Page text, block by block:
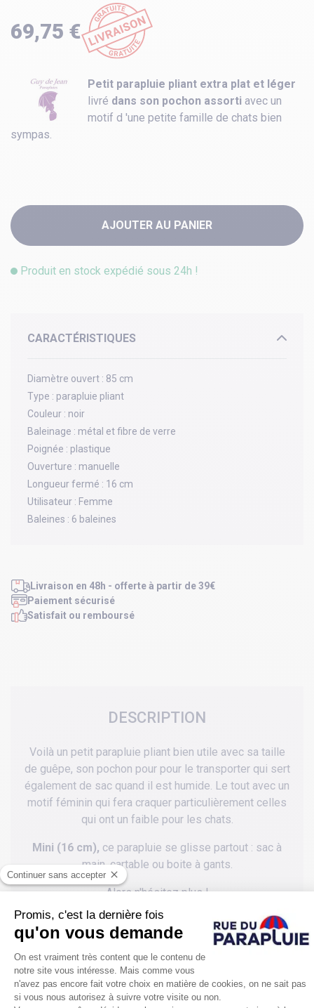
69,75 €
Petit parapluie pliant extra plat et léger
livré dans son pochon assorti avec un
motif d 'une petite famille de chats bien
sympas.
AJOUTER AU PANIER
Produit en stock expédié sous 24h !
CARACTÉRISTIQUES
Diamètre ouvert : 85 cm
Type : parapluie pliant
Couleur : noir
Baleinage : métal et fibre de verre
Poignée : plastique
Ouverture : manuelle
Longueur fermé : 16 cm
Utilisateur : Femme
Baleines : 6 baleines
Livraison en 48h - offerte à partir de 39€
Paiement sécurisé
Satisfait ou remboursé
DESCRIPTION
Voilà un petit parapluie pliant bien utile avec sa taille
de guêpe, son pochon pour pour le transporter qui sert
également de sac quand il est humide. Le tout avec un
motif féminin qui fera craquer particulièrement celles
qui ont un faible pour les chats.
Mini (16 cm), ce parapluie se glisse partout : sac à
main, cartable ou boite à gants.
Alors n'hésitez plus !
Une bonne idée de cadeau utile.